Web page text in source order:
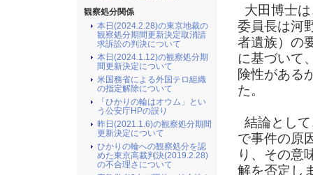
大田博士
委員長は河
者遺族）の
に基づいて
険性がある
た。
結論とし
で事件の原
り、その意
解を否定し
観察処分関係
本日(2024.2.28)の東京地裁の
観察処分期間更新決定取消請
求訴訟の判決について
本日(2024.1.12)の観察処分期
間更新決定について
米国務省による外国テロ組織
の指定解除について
「ひかりの輪はオウム」とい
う公安庁HPの誤り
昨日(2021.1.6)の観察処分期間
更新決定について
ひかりの輪への観察処分を認
めた東京高裁判決(2019.2.28)
の不合理さについて